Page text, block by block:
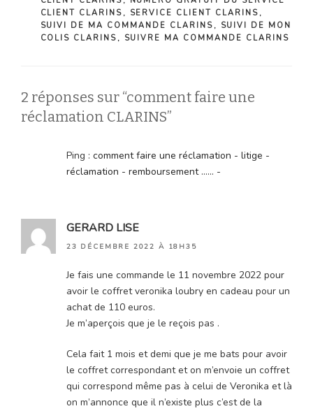
CLIENT CLARINS , SERVICE CLIENT CLARINS ,
SUIVI DE MA COMMANDE CLARINS , SUIVI DE MON
COLIS CLARINS , SUIVRE MA COMMANDE CLARINS
2 réponses sur “comment faire une
réclamation CLARINS”
Ping : comment faire une réclamation - litige -
réclamation - remboursement ...... -
GERARD LISE
23 DÉCEMBRE 2022 À 18H35
Je fais une commande le 11 novembre 2022 pour
avoir le coffret veronika loubry en cadeau pour un
achat de 110 euros.
Je m’aperçois que je le reçois pas .
Cela fait 1 mois et demi que je me bats pour avoir
le coffret correspondant et on m’envoie un coffret
qui correspond même pas à celui de Veronika et là
on m’annonce que il n’existe plus c’est de la